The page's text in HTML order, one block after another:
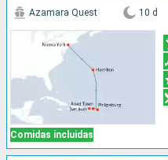
Comidas incluidas
Azamara Quest 10 d